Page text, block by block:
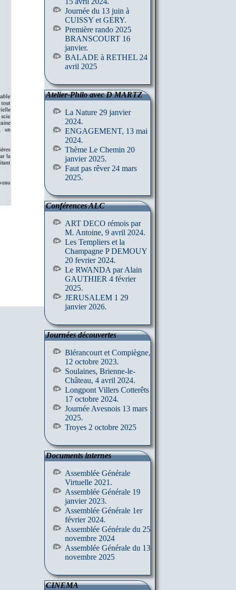
Journée du 13 juin à
CUISSY et GERY.
Première rando 2025
BRANSCOURT 16
janvier.
BALADE à RETHEL 24
avril 2025
Atelier-Philo avec D MARTZ
La Nature 29 janvier
2024.
ENGAGEMENT, 13 mai
2024.
Thème Le Chemin 20
janvier 2025.
Faut pas rêver 24 mars
2025.
Conférences ALC
ART DECO rémois par
M. Antoine, 9 avril 2024.
Les Templiers et la
Champagne P DEMOUY
20 fevrier 2024.
Le RWANDA par Alain
GAUTHIER 4 février
2025.
JERUSALEM 1 29
janvier 2026.
Journées découvertes
Blérancourt et Compiègne,
12 octobre 2023.
Soulaines, Brienne-le-
Château, 4 avril 2024.
Longpont Villers Cotterêts
17 octobre 2024.
Journée Avesnois 13 mars
2025.
Troyes 2 octobre 2025
Documents internes
Assemblée Générale
Virtuelle 2021.
Assemblée Générale 19
janvier 2023.
Assemblée Générale 1er
février 2024.
Assemblée Générale du 25
novembre 2024
Assemblée Générale du 13
novembre 2025
CINEMA